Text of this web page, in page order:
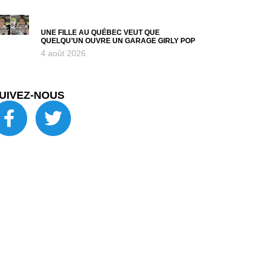
UNE FILLE AU QUÉBEC VEUT QUE
QUELQU’UN OUVRE UN GARAGE GIRLY POP
4 août 2026
NOUS